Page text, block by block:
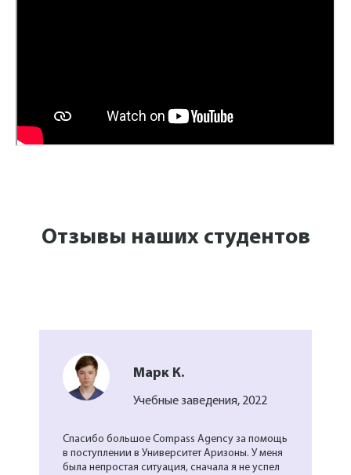
Отзывы наших студентов
Марк К.
Учебные заведения, 2022
Спасибо большое Compass Agency за помощь
в поступлении в Университет Аризоны. У меня
была непростая ситуация, сначала я не успел